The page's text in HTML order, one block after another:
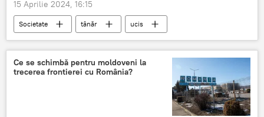
15 Aprilie 2024, 16:15
Societate tânăr
ucis
tânăr ucis
ucis cu cruzime
polițiști
americani
electrocutat mortal
Avocați
Ce se schimbă pentru moldoveni la
trecerea frontierei cu România?